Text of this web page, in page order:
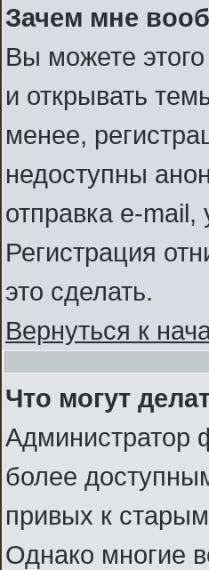
Зачем мне
Вы можете
и открывать
менее,
недоступны
отправка e-mail,
Регистрация
это сделать.
Вернуться к
Что могут
Администратор
более
привых к
Однако многие